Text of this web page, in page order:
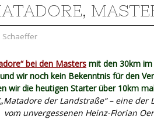
Schaeffer
bei den Masters mit den 30km
wir noch kein Bekenntnis für den
wir die heutigen Starter über 10km
der Landstraße“ – eine
vom unvergessenen Heinz-Florian